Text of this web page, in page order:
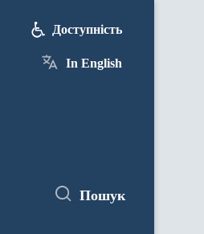
Доступність
In English
Пошук